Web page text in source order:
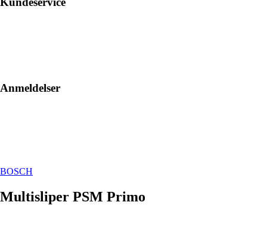
Anmeldelser
BOSCH
Multisliper PSM Primo